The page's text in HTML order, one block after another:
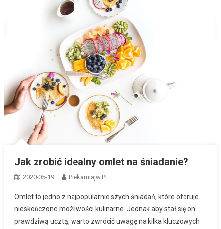
Jak zrobić idealny omlet na śniadanie?
2020-05-19 Piekarniajw.pl
Omlet to jedno z najpopularniejszych śniadań, które oferuje
nieskończone możliwości kulinarne. Jednak aby stał się on
prawdziwą ucztą, warto zwrócić uwagę na kilka kluczowych